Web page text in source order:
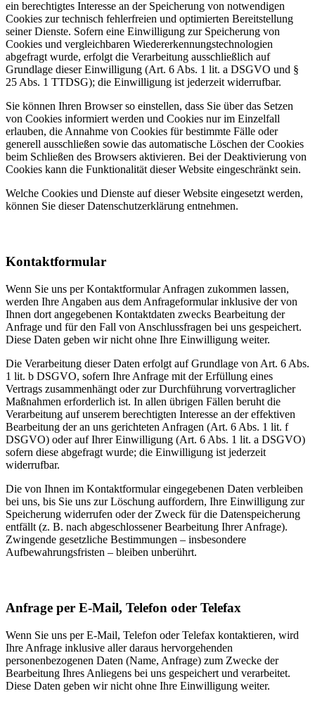
ein berechtigtes Interesse an der Speicherung von notwendigen
Cookies zur technisch fehlerfreien und optimierten Bereitstellung
seiner Dienste. Sofern eine Einwilligung zur Speicherung von
Cookies und vergleichbaren Wiedererkennungstechnologien
abgefragt wurde, erfolgt die Verarbeitung ausschließlich auf
Grundlage dieser Einwilligung (Art. 6 Abs. 1 lit. a DSGVO und §
25 Abs. 1 TTDSG); die Einwilligung ist jederzeit widerrufbar.
Sie können Ihren Browser so einstellen, dass Sie über das Setzen
von Cookies informiert werden und Cookies nur im Einzelfall
erlauben, die Annahme von Cookies für bestimmte Fälle oder
generell ausschließen sowie das automatische Löschen der Cookies
beim Schließen des Browsers aktivieren. Bei der Deaktivierung von
Cookies kann die Funktionalität dieser Website eingeschränkt sein.
Welche Cookies und Dienste auf dieser Website eingesetzt werden,
können Sie dieser Datenschutzerklärung entnehmen.
Kontaktformular
Wenn Sie uns per Kontaktformular Anfragen zukommen lassen,
werden Ihre Angaben aus dem Anfrageformular inklusive der von
Ihnen dort angegebenen Kontaktdaten zwecks Bearbeitung der
Anfrage und für den Fall von Anschlussfragen bei uns gespeichert.
Diese Daten geben wir nicht ohne Ihre Einwilligung weiter.
Die Verarbeitung dieser Daten erfolgt auf Grundlage von Art. 6 Abs.
1 lit. b DSGVO, sofern Ihre Anfrage mit der Erfüllung eines
Vertrags zusammenhängt oder zur Durchführung vorvertraglicher
Maßnahmen erforderlich ist. In allen übrigen Fällen beruht die
Verarbeitung auf unserem berechtigten Interesse an der effektiven
Bearbeitung der an uns gerichteten Anfragen (Art. 6 Abs. 1 lit. f
DSGVO) oder auf Ihrer Einwilligung (Art. 6 Abs. 1 lit. a DSGVO)
sofern diese abgefragt wurde; die Einwilligung ist jederzeit
widerrufbar.
Die von Ihnen im Kontaktformular eingegebenen Daten verbleiben
bei uns, bis Sie uns zur Löschung auffordern, Ihre Einwilligung zur
Speicherung widerrufen oder der Zweck für die Datenspeicherung
entfällt (z. B. nach abgeschlossener Bearbeitung Ihrer Anfrage).
Zwingende gesetzliche Bestimmungen – insbesondere
Aufbewahrungsfristen – bleiben unberührt.
Anfrage per E-Mail, Telefon oder Telefax
Wenn Sie uns per E-Mail, Telefon oder Telefax kontaktieren, wird
Ihre Anfrage inklusive aller daraus hervorgehenden
personenbezogenen Daten (Name, Anfrage) zum Zwecke der
Bearbeitung Ihres Anliegens bei uns gespeichert und verarbeitet.
Diese Daten geben wir nicht ohne Ihre Einwilligung weiter.